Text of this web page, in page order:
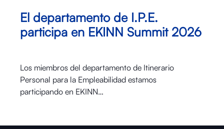
El departamento de I.P.E.
participa en EKINN Summit 2026
Los miembros del departamento de Itinerario
Personal para la Empleabilidad estamos
participando en EKINN…